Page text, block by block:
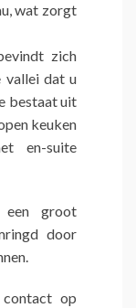
wat zorgt
zich
vallei dat u
bestaat uit
keuken
en-suite
groot
door
op